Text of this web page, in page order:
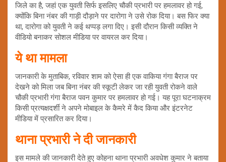
जिले का है, जहां एक युवती सिर्फ इसलिए चौकी प्रभारी पर हमलावर हो गई,
क्योंकि बिना नंबर की गाड़ी दौड़ाने पर दारोगा ने उसे रोक दिया। बस फिर क्या
था, दारोगा को युवती ने कई थप्पड़ लगा दिए। इसी दौरान किसी व्यक्ति ने
वीडियो बनाकर सोशल मीडिया पर वायरल कर दिया।
ये था मामला
जानकारी के मुताबिक, रविवार शाम को ऐसा ही एक वाकिया गंगा बैराज पर
देखने को मिला जब बिना नंबर की स्कूटी लेकर जा रही युवती रोकने वाले
चौकी प्रभारी गंगा बैराज पवन कुमार पर हमलावर हो गई। यह पूरा घटनाक्रम
किसी प्रत्यक्षदर्शी ने अपने मोबाइल के कैमरे में कैद किया और इंटरनेट
मीडिया में प्रसारित कर दिया।
थाना प्रभारी ने दी जानकारी
इस मामले की जानकारी देते हुए कोहना थाना प्रभारी अवधेश कुमार ने बताया